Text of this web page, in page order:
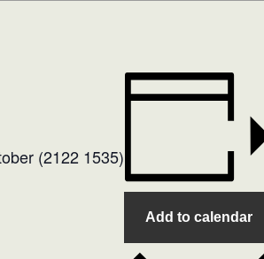
(2122 1535)
Add to calendar